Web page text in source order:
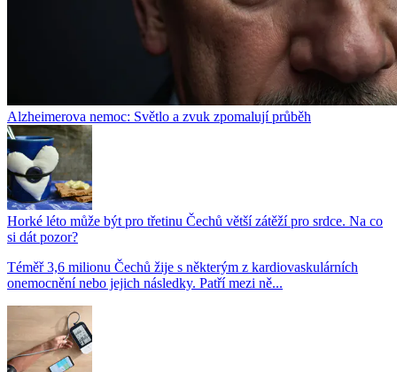
Alzheimerova nemoc: Světlo a zvuk zpomalují průběh
Horké léto může být pro třetinu Čechů větší zátěží pro srdce. Na co
si dát pozor?
Téměř 3,6 milionu Čechů žije s některým z kardiovaskulárních
onemocnění nebo jejich následky. Patří mezi ně...